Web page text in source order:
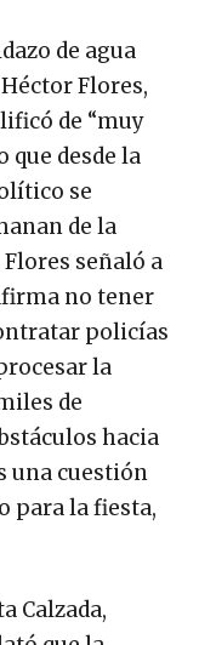
de agua
Flores,
de “muy
que desde la
se
de la
señaló a
no tener
policías
la
de
hacia
una cuestión
para la fiesta,
Calzada,